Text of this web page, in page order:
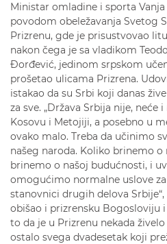
Ministar omladine i sporta Vanja
povodom obeležavanja Svetog
Prizrenu, gde je prisustvovao
nakon čega je sa vladikom
Đorđević, jedinom srpskom
prošetao ulicama Prizrena.
istakao da su Srbi koji danas
za sve. „Država Srbija nije, neće
Kosovu i Metojiji, a posebno u
ovako malo. Treba da učinimo
našeg naroda. Koliko brinemo
brinemo o našoj budućnosti, i
omogućimo normalne uslove
stanovnici drugih delova
obišao i prizrensku Bogosloviju
to da je u Prizrenu nekada živelo
ostalo svega dvadesetak koji